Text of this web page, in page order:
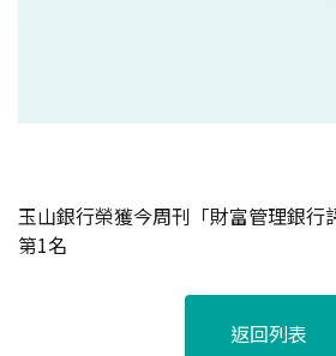
玉山銀行榮獲今周刊「財富管理銀行
第1名
返回列表